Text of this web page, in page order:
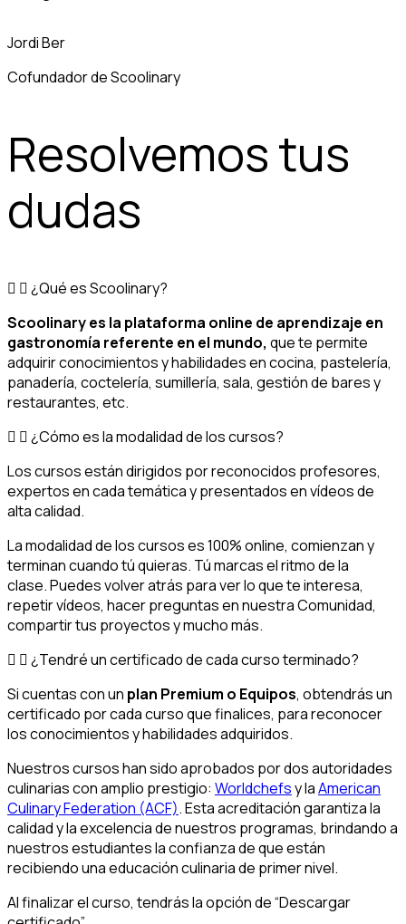
Jordi Ber
Cofundador de Scoolinary
Resolvemos tus
dudas
¿Qué es Scoolinary?
Scoolinary es la plataforma online de aprendizaje en
gastronomía referente en el mundo, que te permite
adquirir conocimientos y habilidades en cocina, pastelería,
panadería, coctelería, sumillería, sala, gestión de bares y
restaurantes, etc.
¿Cómo es la modalidad de los cursos?
Los cursos están dirigidos por reconocidos profesores,
expertos en cada temática y presentados en vídeos de
alta calidad.
La modalidad de los cursos es 100% online, comienzan y
terminan cuando tú quieras. Tú marcas el ritmo de la
clase. Puedes volver atrás para ver lo que te interesa,
repetir vídeos, hacer preguntas en nuestra Comunidad,
compartir tus proyectos y mucho más.
¿Tendré un certificado de cada curso terminado?
Si cuentas con un plan Premium o Equipos, obtendrás un
certificado por cada curso que finalices, para reconocer
los conocimientos y habilidades adquiridos.
Nuestros cursos han sido aprobados por dos autoridades
culinarias con amplio prestigio: Worldchefsy laAmerican
Culinary Federation (ACF). Esta acreditación garantiza la
calidad y la excelencia de nuestros programas, brindando a
nuestros estudiantes la confianza de que están
recibiendo una educación culinaria de primer nivel.
Al finalizar el curso, tendrás la opción de “Descargar